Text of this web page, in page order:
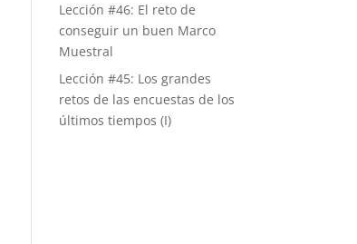
Lección #46: El reto de
conseguir un buen Marco
Muestral
Lección #45: Los grandes
retos de las encuestas de los
últimos tiempos (I)